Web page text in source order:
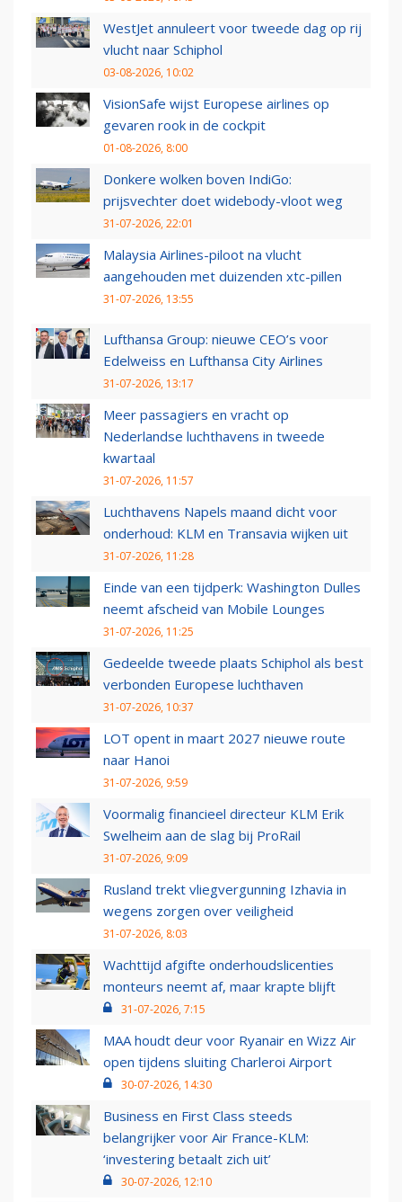
WestJet annuleert voor tweede dag op rij
vlucht naar Schiphol
03-08-2026, 10:02
VisionSafe wijst Europese airlines op
gevaren rook in de cockpit
01-08-2026, 8:00
Donkere wolken boven IndiGo:
prijsvechter doet widebody-vloot weg
31-07-2026, 22:01
Malaysia Airlines-piloot na vlucht
aangehouden met duizenden xtc-pillen
31-07-2026, 13:55
Lufthansa Group: nieuwe CEO’s voor
Edelweiss en Lufthansa City Airlines
31-07-2026, 13:17
Meer passagiers en vracht op
Nederlandse luchthavens in tweede
kwartaal
31-07-2026, 11:57
Luchthavens Napels maand dicht voor
onderhoud: KLM en Transavia wijken uit
31-07-2026, 11:28
Einde van een tijdperk: Washington Dulles
neemt afscheid van Mobile Lounges
31-07-2026, 11:25
Gedeelde tweede plaats Schiphol als best
verbonden Europese luchthaven
31-07-2026, 10:37
LOT opent in maart 2027 nieuwe route
naar Hanoi
31-07-2026, 9:59
Voormalig financieel directeur KLM Erik
Swelheim aan de slag bij ProRail
31-07-2026, 9:09
Rusland trekt vliegvergunning Izhavia in
wegens zorgen over veiligheid
31-07-2026, 8:03
Wachttijd afgifte onderhoudslicenties
monteurs neemt af, maar krapte blijft
31-07-2026, 7:15
MAA houdt deur voor Ryanair en Wizz Air
open tijdens sluiting Charleroi Airport
30-07-2026, 14:30
Business en First Class steeds
belangrijker voor Air France-KLM:
‘investering betaalt zich uit’
30-07-2026, 12:10